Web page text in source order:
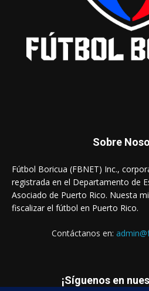
Sobre
Fútbol Boricua (FBNET) Inc.,
registrada en el Departamento de
Asociado de Puerto Rico. Nuesta
fiscalizar el fútbol en Puerto Rico.
Contáctanos en:
¡Síguenos en